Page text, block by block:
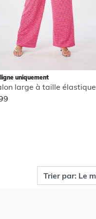
ligne uniquement
large à taille élastique